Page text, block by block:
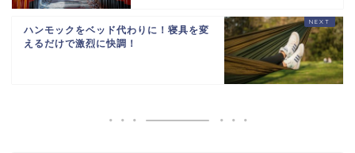
ハンモックをベッド代わりに！寝具を変
えるだけで激烈に快調！